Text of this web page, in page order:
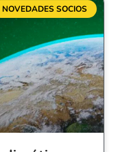
NOVEDADES SOCIOS